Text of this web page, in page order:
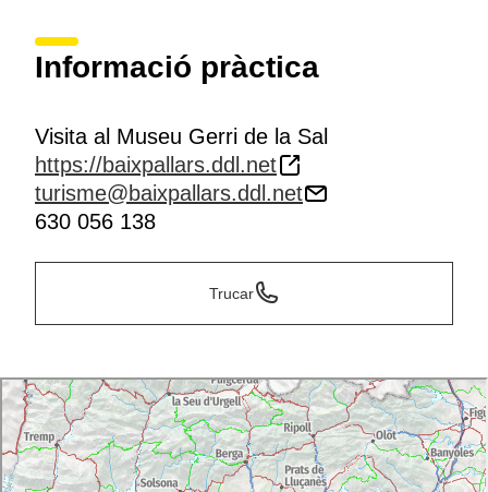
Informació pràctica
Visita al Museu Gerri de la Sal
https://baixpallars.ddl.net
turisme@baixpallars.ddl.net
630 056 138
Trucar